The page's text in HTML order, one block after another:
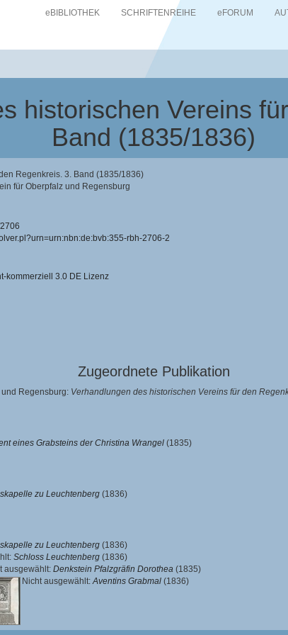
eBIBLIOTHEK SCHRIFTENREIHE eFORUM
historischen Vereins
Band (1835/1836)
Regenkreis. 3. Band (1835/1836)
für Oberpfalz und Regensburg
rbh-2706-2
kommerziell 3.0 DE Lizenz
Zugeordnete Publikation
Regensburg: Verhandlungen des historischen Vereins für den
eines Grabsteins der Christina Wrangel (1835)
zu Leuchtenberg (1836)
zu Leuchtenberg (1836)
Schloss Leuchtenberg (1836)
ausgewählt: Denkstein Pfalzgräfin Dorothea (1835)
Nicht ausgewählt:Aventins Grabmal (1836)